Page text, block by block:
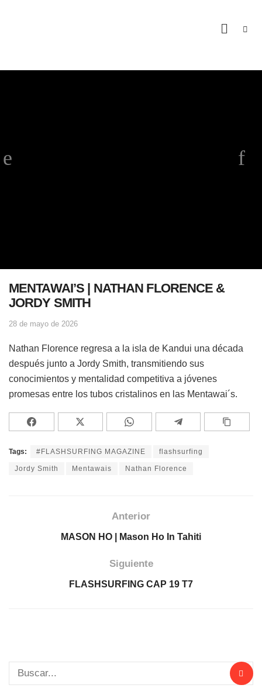
MENTAWAI’S | NATHAN FLORENCE &
JORDY SMITH
28 de mayo de 2026
Nathan Florence regresa a la isla de Kandui una década
después junto a Jordy Smith, transmitiendo sus
conocimientos y mentalidad competitiva a jóvenes
promesas entre los tubos cristalinos en las Mentawai´s.
Tags: #FLASHSURFING MAGAZINE flashsurfing
Jordy Smith Mentawais Nathan Florence
Anterior
MASON HO | Mason Ho In Tahiti
Siguiente
FLASHSURFING CAP 19 T7